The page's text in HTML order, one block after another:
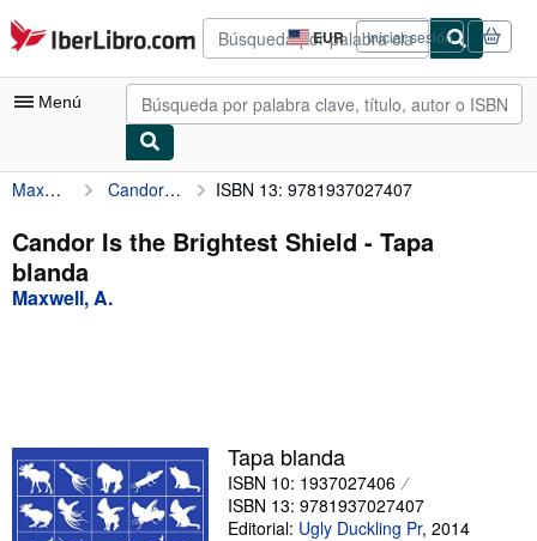
Pasar al contenido principal
IberLibro.com EUR
Preferencias
de
compra
del
Iniciar sesión
Menú
Mi cuenta
Consultar mis pedidos
Cerrar sesión
Arte y coleccionismo
Vendedores
Comenzar a vender
Maxwell, A. Candor Is the Brightest Shield ISBN 13: 9781937027407
Candor Is the Brightest Shield - Tapa
blanda
Maxwell, A.
Tapa blanda
ISBN 10: 1937027406
ISBN 13: 9781937027407
Editorial: Ugly Duckling Pr, 2014